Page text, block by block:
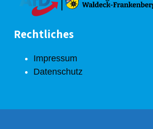
Rechtliches
Impressum
Datenschutz